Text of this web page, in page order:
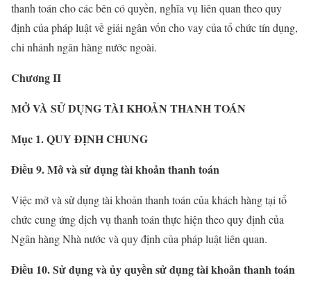
thanh toán cho các bên có quyền, nghĩa vụ liên quan theo quy
định của pháp luật về giải ngân vốn cho vay của tổ chức tín dụng,
chi nhánh ngân hàng nước ngoài.
Chương II
MỞ VÀ SỬ DỤNG TÀI KHOẢN THANH TOÁN
Mục 1. QUY ĐỊNH CHUNG
Điều 9. Mở và sử dụng tài khoản thanh toán
Việc mở và sử dụng tài khoản thanh toán của khách hàng tại tổ
chức cung ứng dịch vụ thanh toán thực hiện theo quy định của
Ngân hàng Nhà nước và quy định của pháp luật liên quan.
Điều 10. Sử dụng và ủy quyền sử dụng tài khoản thanh toán